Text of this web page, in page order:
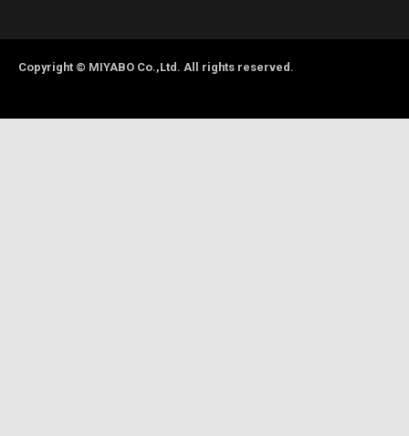
Copyright © MIYABO Co.,Ltd. All rights reserved.